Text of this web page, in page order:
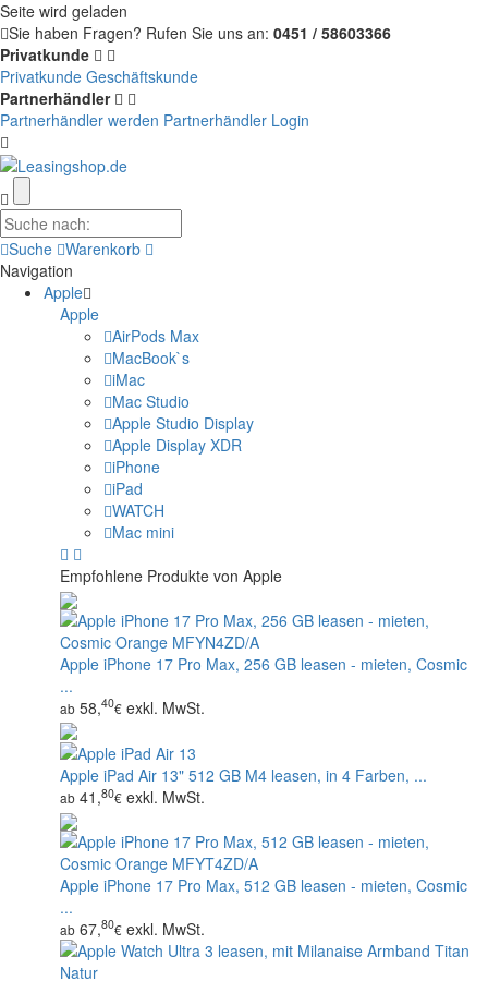
Seite wird geladen
Sie haben Fragen? Rufen Sie uns an: 0451 / 58603366
Privatkunde
Privatkunde Geschäftskunde
Partnerhändler
Partnerhändler werden Partnerhändler Login
Suche Warenkorb
Navigation
Apple
Apple
AirPods Max
MacBook`s
iMac
Mac Studio
Apple Studio Display
Apple Display XDR
iPhone
iPad
WATCH
Mac mini
Empfohlene Produkte von Apple
Apple iPhone 17 Pro Max, 256 GB leasen - mieten, Cosmic
...
ab 58,40€ exkl. MwSt.
Apple iPad Air 13" 512 GB M4 leasen, in 4 Farben, ...
ab 41,80€ exkl. MwSt.
Apple iPhone 17 Pro Max, 512 GB leasen - mieten, Cosmic
...
ab 67,80€ exkl. MwSt.